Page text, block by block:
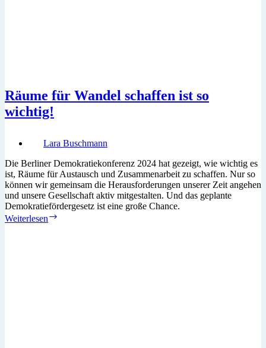
Räume für Wandel schaffen ist so
wichtig!
Lara Buschmann
Die Berliner Demokratiekonferenz 2024 hat gezeigt, wie wichtig es
ist, Räume für Austausch und Zusammenarbeit zu schaffen. Nur so
können wir gemeinsam die Herausforderungen unserer Zeit angehen
und unsere Gesellschaft aktiv mitgestalten. Und das geplante
Demokratiefördergesetz ist eine große Chance.
Weiterlesen